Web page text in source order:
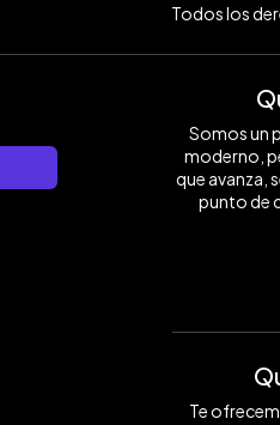
Todos los
Somos un
moderno,
que avanza,
punto de
Te